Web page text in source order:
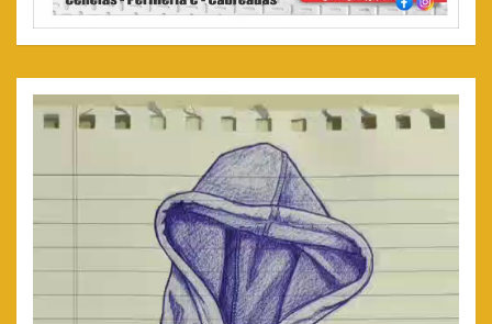
Reproductor
de